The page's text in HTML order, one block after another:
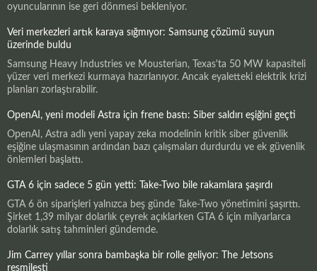
oyuncularının ise geri dönmesi bekleniyor.
Veri merkezleri artık karaya sığmıyor: Samsung çözümü suyun
üzerinde buldu
Samsung Heavy Industries ve Mousterian, Texas'ta 50 MW kapasiteli
yüzer veri merkezi kurmaya hazırlanıyor. Ancak eyaletteki elektrik krizi
planları zorlaştırabilir.
OpenAI, yeni modeli Astra için frene bastı: Siber saldırı eşiğini geçti
OpenAI, Astra adlı yeni yapay zeka modelinin kritik siber güvenlik
eşiğine ulaşmasının ardından bazı çalışmaları durdurdu ve ek güvenlik
önlemleri başlattı.
GTA 6 için sadece 5 gün yetti: Take-Two bile rakamlara şaşırdı
GTA 6 ön siparişleri yalnızca beş günde Take-Two yönetimini şaşırttı.
Şirket 1,39 milyar dolarlık çeyrek açıklarken GTA 6 için milyarlarca
dolarlık satış tahminleri gündemde.
Jim Carrey yıllar sonra bambaşka bir rolle geliyor: The Jetsons
resmileşti